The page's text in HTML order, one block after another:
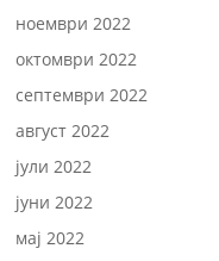
ноември 2022
октомври 2022
септември 2022
август 2022
јули 2022
јуни 2022
мај 2022